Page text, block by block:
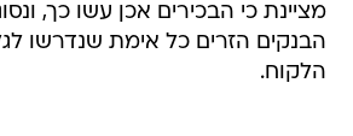
מציינת כי הבכירים אכן עשו כך,
הבנקים הזרים כל אימת שנדרשו
הלקוח.